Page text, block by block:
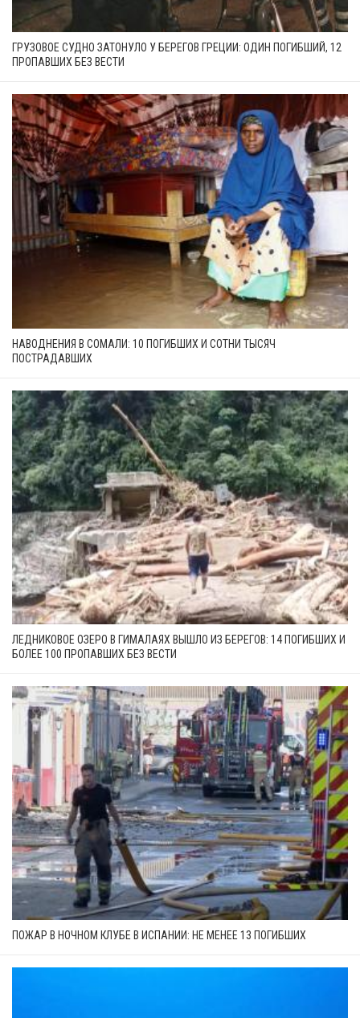
ГРУЗОВОЕ СУДНО ЗАТОНУЛО У БЕРЕГОВ ГРЕЦИИ: ОДИН ПОГИБШИЙ, 12
ПРОПАВШИХ БЕЗ ВЕСТИ
НАВОДНЕНИЯ В СОМАЛИ: 10 ПОГИБШИХ И СОТНИ ТЫСЯЧ
ПОСТРАДАВШИХ
ЛЕДНИКОВОЕ ОЗЕРО В ГИМАЛАЯХ ВЫШЛО ИЗ БЕРЕГОВ: 14 ПОГИБШИХ И
БОЛЕЕ 100 ПРОПАВШИХ БЕЗ ВЕСТИ
ПОЖАР В НОЧНОМ КЛУБЕ В ИСПАНИИ: НЕ МЕНЕЕ 13 ПОГИБШИХ